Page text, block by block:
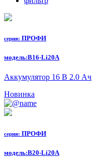
серия: ПРОФИ
модель:B16-Li20A
Аккумулятор 16 В 2.0 Ач
Новинка
серия: ПРОФИ
модель:B20-Li20A